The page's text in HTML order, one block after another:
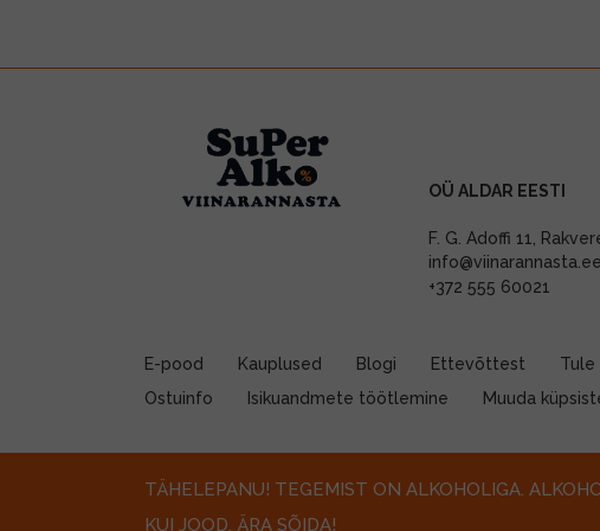
OÜ ALDAR EESTI
F. G. Adoffi 11,
info@viinarannasta.ee
+372 555 60021
E-pood Kauplused Blogi Ettevõttest
Ostuinfo
Isikuandmete töötlemine Muuda
TÄHELEPANU! TEGEMIST ON ALKOHOLIGA.
KUI JOOD, ÄRA SÕIDA!